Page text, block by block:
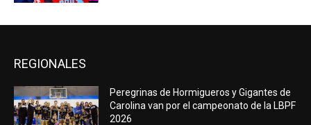
REGIONALES
Peregrinas de Hormigueros y Gigantes de
Carolina van por el campeonato de la LBPF
2026